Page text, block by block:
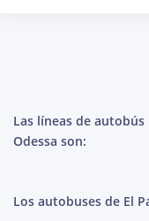
Las líneas de autobús
Odessa son:
Los autobuses de El